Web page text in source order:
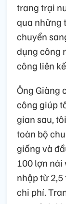
trang trại
qua những
chuyển
dụng công
công liên
Ông Giàng
công giúp
gian sau,
toàn bộ
giống và
100 lợn nái
nhập từ
chi phí.